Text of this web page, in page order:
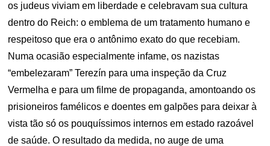
os judeus viviam em liberdade e celebravam sua cultura
dentro do Reich: o emblema de um tratamento humano e
respeitoso que era o antônimo exato do que recebiam.
Numa ocasião especialmente infame, os nazistas
“embelezaram” Terezín para uma inspeção da Cruz
Vermelha e para um filme de propaganda, amontoando os
prisioneiros famélicos e doentes em galpões para deixar à
vista tão só os pouquíssimos internos em estado razoável
de saúde. O resultado da medida, no auge de uma